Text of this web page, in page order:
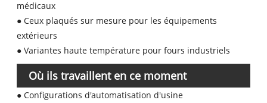
médicaux
● Ceux plaqués sur mesure pour les équipements
extérieurs
● Variantes haute température pour fours industriels
Où ils travaillent en ce moment
● Configurations d'automatisation d'usine